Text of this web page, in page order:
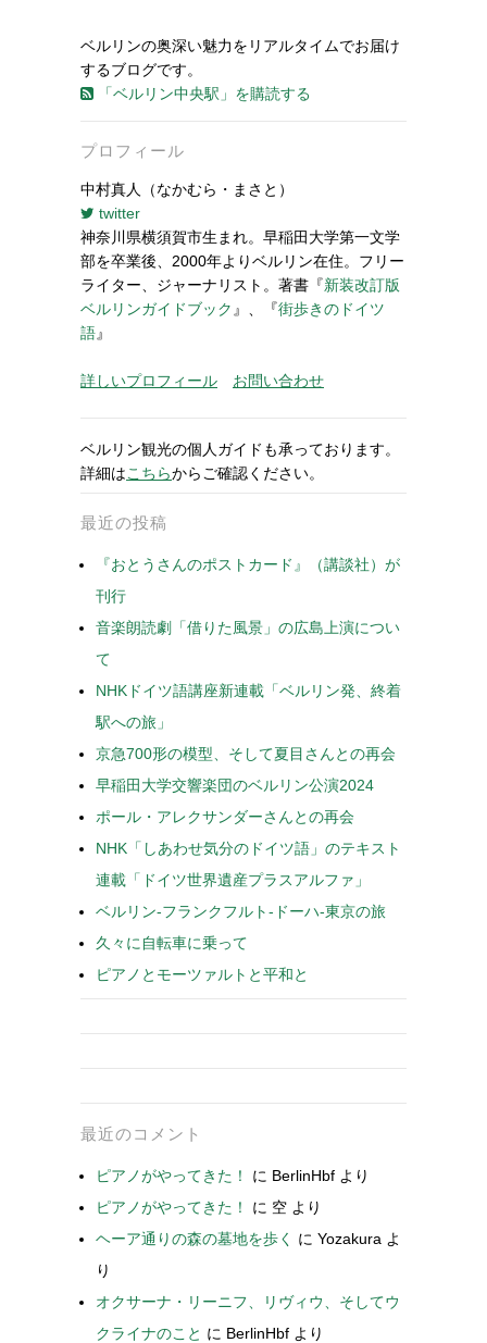
ベルリンの奥深い魅力をリアルタイムでお届け
するブログです。
「ベルリン中央駅」を購読する
プロフィール
中村真人（なかむら・まさと）
twitter
神奈川県横須賀市生まれ。早稲田大学第一文学
部を卒業後、2000年よりベルリン在住。フリー
ライター、ジャーナリスト。著書『新装改訂版
ベルリンガイドブック 』、『街歩きのドイツ
語』
詳しいプロフィール お問い合わせ
ベルリン観光の個人ガイドも承っております。
詳細はこちらからご確認ください。
最近の投稿
『おとうさんのポストカード』（講談社）が
刊行
音楽朗読劇「借りた風景」の広島上演につい
て
NHKドイツ語講座新連載「ベルリン発、終着
駅への旅」
京急700形の模型、そして夏目さんとの再会
早稲田大学交響楽団のベルリン公演2024
ポール・アレクサンダーさんとの再会
NHK「しあわせ気分のドイツ語」のテキスト
連載「ドイツ世界遺産プラスアルファ」
ベルリン-フランクフルト-ドーハ-東京の旅
久々に自転車に乗って
ピアノとモーツァルトと平和と
最近のコメント
ピアノがやってきた！ に BerlinHbf より
ピアノがやってきた！
に 空 より
ヘーア通りの森の墓地を歩く
に Yozakura よ
り
オクサーナ・リーニフ、リヴィウ、そしてウ
クライナのこと に BerlinHbf より